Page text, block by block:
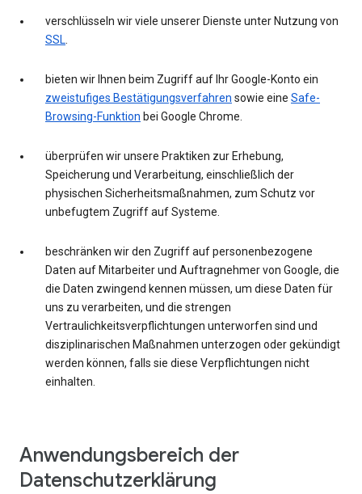
verschlüsseln wir viele unserer Dienste unter Nutzung von
SSL.
bieten wir Ihnen beim Zugriff auf Ihr Google-Konto ein
zweistufiges Bestätigungsverfahren sowie eine Safe-
Browsing-Funktion bei Google Chrome.
überprüfen wir unsere Praktiken zur Erhebung,
Speicherung und Verarbeitung, einschließlich der
physischen Sicherheitsmaßnahmen, zum Schutz vor
unbefugtem Zugriff auf Systeme.
beschränken wir den Zugriff auf personenbezogene
Daten auf Mitarbeiter und Auftragnehmer von Google, die
die Daten zwingend kennen müssen, um diese Daten für
uns zu verarbeiten, und die strengen
Vertraulichkeitsverpflichtungen unterworfen sind und
disziplinarischen Maßnahmen unterzogen oder gekündigt
werden können, falls sie diese Verpflichtungen nicht
einhalten.
Anwendungsbereich der
Datenschutzerklärung